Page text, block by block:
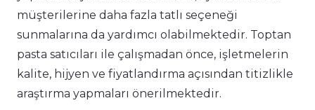
müşterilerine daha fazla tatlı seçeneği
sunmalarına da yardımcı olabilmektedir. Toptan
pasta satıcıları ile çalışmadan önce, işletmelerin
kalite, hijyen ve fiyatlandırma açısından titizlikle
araştırma yapmaları önerilmektedir.